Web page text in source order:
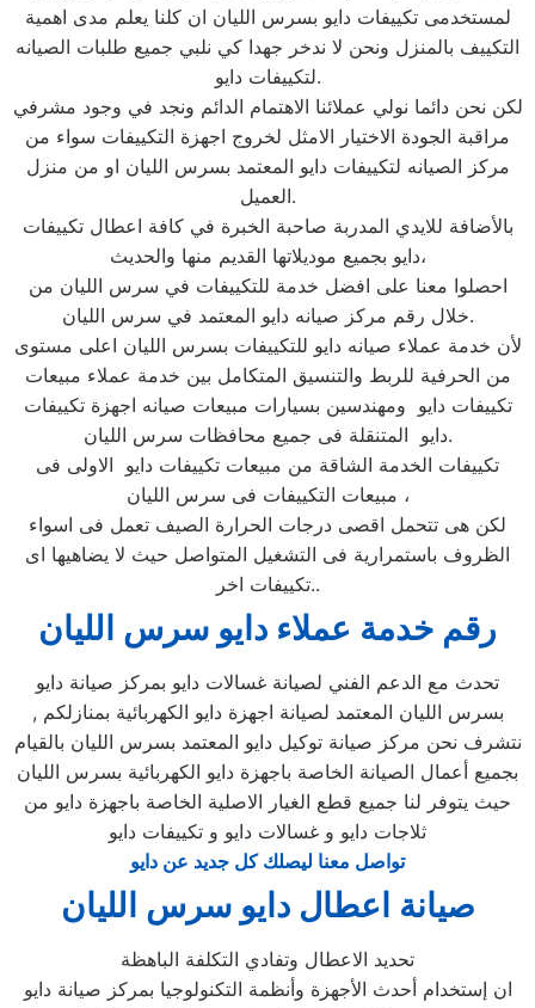
لمستخدمى تكييفات دايو بسرس الليان ان كلنا يعلم مدى اهمية
التكييف بالمنزل ونحن لا ندخر جهدا كي نلبي جميع طلبات الصيانه
لتكييفات دايو.
لكن نحن دائما نولي عملائنا الاهتمام الدائم ونجد في وجود مشرفي
مراقبة الجودة الاختيار الامثل لخروج اجهزة التكييفات سواء من
مركز الصيانه لتكييفات دايو المعتمد بسرس الليان او من منزل
العميل.
بالأضافة للايدي المدربة صاحبة الخبرة في كافة اعطال تكييفات
دايو بجميع موديلاتها القديم منها والحديث،
احصلوا معنا على افضل خدمة للتكييفات في سرس الليان من
خلال رقم مركز صيانه دايو المعتمد في سرس الليان.
لأن خدمة عملاء صيانه دايو للتكييفات بسرس الليان اعلى مستوى
من الحرفية للربط والتنسيق المتكامل بين خدمة عملاء مبيعات
تكييفات دايو ومهندسين بسيارات مبيعات صيانه اجهزة تكييفات
دايو المتنقلة فى جميع محافظات سرس الليان.
تكييفات الخدمة الشاقة من مبيعات تكييفات دايو الاولى فى
مبيعات التكييفات فى سرس الليان ،
لكن هى تتحمل اقصى درجات الحرارة الصيف تعمل فى اسواء
الظروف باستمرارية فى التشغيل المتواصل حيث لا يضاهيها اى
تكييفات اخر..
رقم خدمة عملاء دايو سرس الليان
تحدث مع الدعم الفني لصيانة غسالات دايو بمركز صيانة دايو
بسرس الليان المعتمد لصيانة اجهزة دايو الكهربائية بمنازلكم ,
نتشرف نحن مركز صيانة توكيل دايو المعتمد بسرس الليان بالقيام
بجميع أعمال الصيانة الخاصة باجهزة دايو الكهربائية بسرس الليان
حيث يتوفر لنا جميع قطع الغيار الاصلية الخاصة باجهزة دايو من
ثلاجات دايو و غسالات دايو و تكييفات دايو
تواصل معنا ليصلك كل جديد عن دايو
صيانة اعطال دايو سرس الليان
تحديد الاعطال وتفادي التكلفة الباهظة
ان إستخدام أحدث الأجهزة وأنظمة التكنولوجيا بمركز صيانة دايو